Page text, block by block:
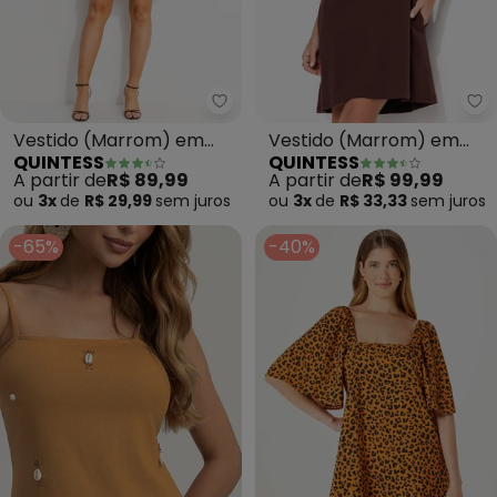
Quintess - Vestido (Marrom)
Vestido (Marrom) em
Malha Crepe
QUINTESS
A partir deR$ 89,99
ou 3x de R$ 29,99 sem juros
Vestido (Marrom) em
Moletinho
QUINTESS
A partir deR$ 99,99
ou 3x de R$ 33,33 sem juros
-65% -40%